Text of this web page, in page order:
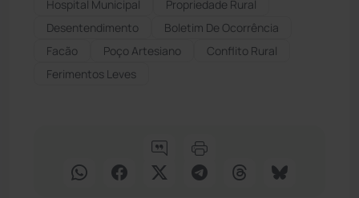
Hospital Municipal
Propriedade Rural
Desentendimento
Boletim De Ocorrência
Facão
Poço Artesiano
Conflito Rural
Ferimentos Leves